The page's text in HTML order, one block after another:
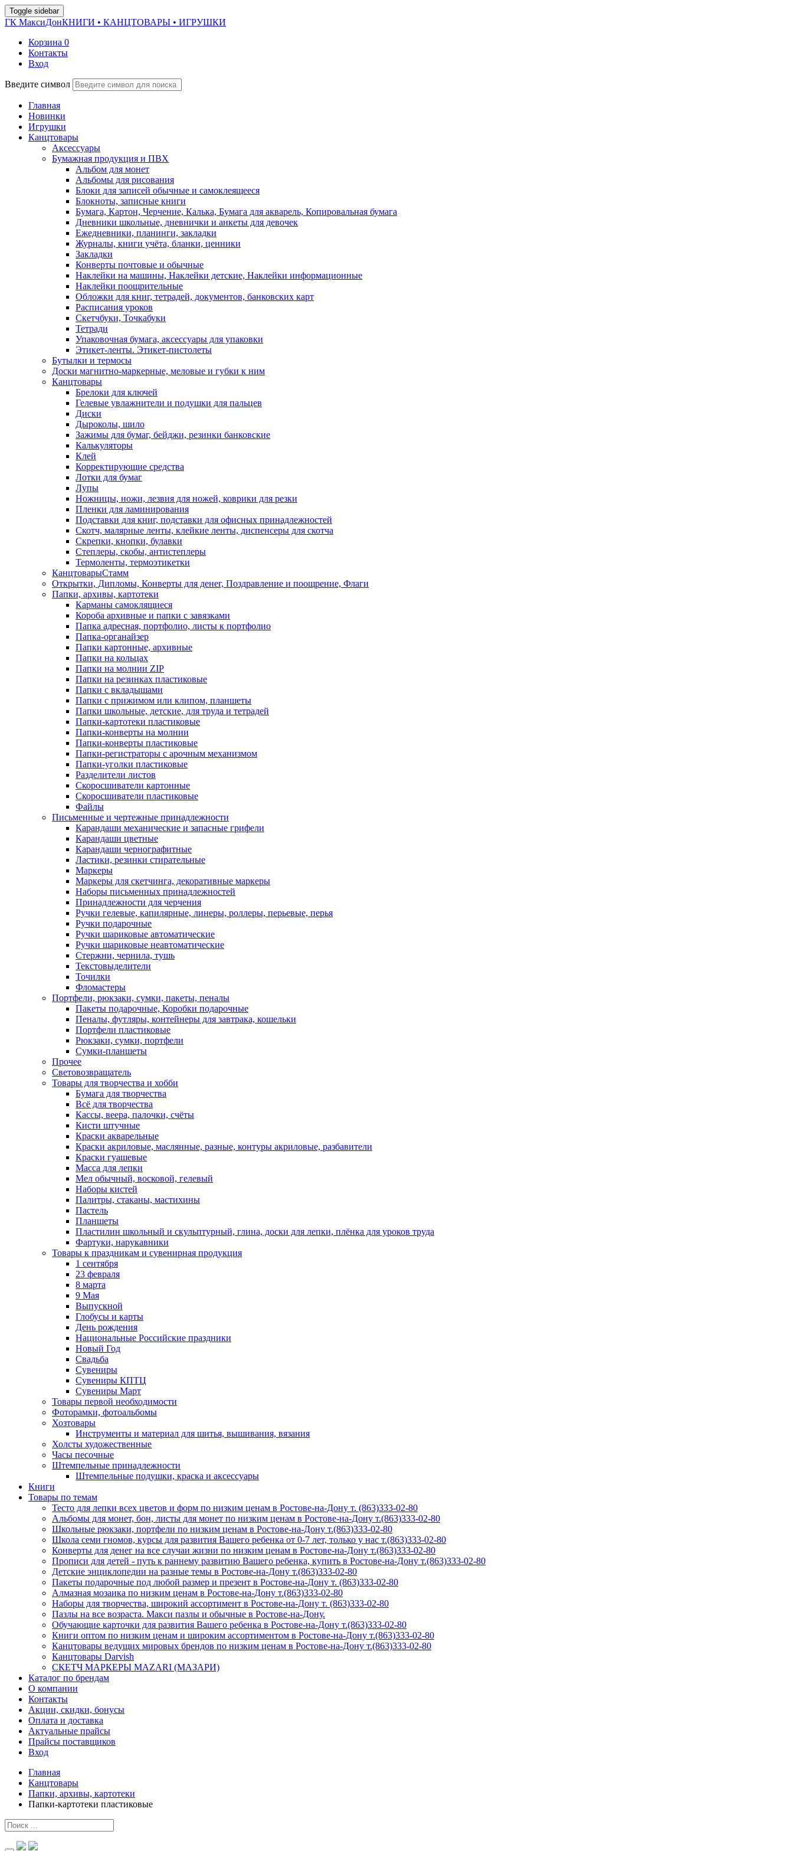
Toggle sidebar
ГК МаксиДонКНИГИ • КАНЦТОВАРЫ • ИГРУШКИ
Корзина 0
Контакты
Вход
Введите символ
Главная
Новинки
Игрушки
Канцтовары
Аксессуары
Бумажная продукция и ПВХ
Альбом для монет
Альбомы для рисования
Блоки для записей обычные и самоклеящееся
Блокноты, записные книги
Бумага, Картон, Черчение, Калька, Бумага для акварель, Копировальная бумага
Дневники школьные, дневнички и анкеты для девочек
Ежедневники, планинги, закладки
Журналы, книги учёта, бланки, ценники
Закладки
Конверты почтовые и обычные
Наклейки на машины, Наклейки детские, Наклейки информационные
Наклейки поощрительные
Обложки для книг, тетрадей, документов, банковских карт
Расписания уроков
Скетчбуки, Точкабуки
Тетради
Упаковочная бумага, аксессуары для упаковки
Этикет-ленты. Этикет-пистолеты
Бутылки и термосы
Доски магнитно-маркерные, меловые и губки к ним
Канцтовары
Брелоки для ключей
Гелевые увлажнители и подушки для пальцев
Диски
Дыроколы, шило
Зажимы для бумаг, бейджи, резинки банковские
Калькуляторы
Клей
Корректирующие средства
Лотки для бумаг
Лупы
Ножницы, ножи, лезвия для ножей, коврики для резки
Пленки для ламинирования
Подставки для книг, подставки для офисных принадлежностей
Скотч, малярные ленты, клейкие ленты, диспенсеры для скотча
Скрепки, кнопки, булавки
Степлеры, скобы, антистеплеры
Термоленты, термоэтикетки
КанцтоварыСтамм
Открытки, Дипломы, Конверты для денег, Поздравление и поощрение, Флаги
Папки, архивы, картотеки
Карманы самоклящиеся
Короба архивные и папки с завязками
Папка адресная, портфолио, листы к портфолио
Папка-органайзер
Папки картонные, архивные
Папки на кольцах
Папки на молнии ZIP
Папки на резинках пластиковые
Папки с вкладышами
Папки с прижимом или клипом, планшеты
Папки школьные, детские, для труда и тетрадей
Папки-картотеки пластиковые
Папки-конверты на молнии
Папки-конверты пластиковые
Папки-регистраторы с арочным механизмом
Папки-уголки пластиковые
Разделители листов
Скоросшиватели картонные
Скоросшиватели пластиковые
Файлы
Письменные и чертежные принадлежности
Карандаши механические и запасные грифели
Карандаши цветные
Карандаши чернографитные
Ластики, резинки стирательные
Маркеры
Маркеры для скетчинга, декоративные маркеры
Наборы письменных принадлежностей
Принадлежности для черчения
Ручки гелевые, капилярные, линеры, роллеры, перьевые, перья
Ручки подарочные
Ручки шариковые автоматические
Ручки шариковые неавтоматические
Стержни, чернила, тушь
Текстовыделители
Точилки
Фломастеры
Портфели, рюкзаки, сумки, пакеты, пеналы
Пакеты подарочные, Коробки подарочные
Пеналы, футляры, контейнеры для завтрака, кошельки
Портфели пластиковые
Рюкзаки, сумки, портфели
Сумки-планшеты
Прочее
Световозвращатель
Товары для творчества и хобби
Бумага для творчества
Всё для творчества
Кассы, веера, палочки, счёты
Кисти штучные
Краски акварельные
Краски акриловые, маслянные, разные, контуры акриловые, разбавители
Краски гуашевые
Масса для лепки
Мел обычный, восковой, гелевый
Наборы кистей
Палитры, стаканы, мастихины
Пастель
Планшеты
Пластилин школьный и скульптурный, глина, доски для лепки, плёнка для уроков труда
Фартуки, нарукавники
Товары к праздникам и сувенирная продукция
1 сентября
23 февраля
8 марта
9 Мая
Выпускной
Глобусы и карты
День рождения
Национальные Российские праздники
Новый Год
Свадьба
Сувениры
Сувениры КПТЦ
Сувениры Март
Товары первой необходимости
Фоторамки, фотоальбомы
Хозтовары
Инструменты и материал для шитья, вышивания, вязания
Холсты художественные
Часы песочные
Штемпельные принадлежности
Штемпельные подушки, краска и аксессуары
Книги
Товары по темам
Тесто для лепки всех цветов и форм по низким ценам в Ростове-на-Дону т. (863)333-02-80
Альбомы для монет, бон, листы для монет по низким ценам в Ростове-на-Дону т.(863)333-02-80
Школьные рюкзаки, портфели по низким ценам в Ростове-на-Дону т.(863)333-02-80
Школа семи гномов, курсы для развития Вашего ребенка от 0-7 лет, только у нас т.(863)333-02-80
Конверты для денег на все случаи жизни по низким ценам в Ростове-на-Дону т.(863)333-02-80
Прописи для детей - путь к раннему развитию Вашего ребенка, купить в Ростове-на-Дону т.(863)333-02-80
Детские энциклопедии на разные темы в Ростове-на-Дону т.(863)333-02-80
Пакеты подарочные под любой размер и презент в Ростове-на-Дону т. (863)333-02-80
Алмазная мозаика по низким ценам в Ростове-на-Дону т.(863)333-02-80
Наборы для творчества, широкий ассортимент в Ростове-на-Дону т. (863)333-02-80
Пазлы на все возраста. Макси пазлы и обычные в Ростове-на-Дону.
Обучающие карточки для развития Вашего ребенка в Ростове-на-Дону т.(863)333-02-80
Книги оптом по низким ценам и широким ассортиментом в Ростове-на-Дону т.(863)333-02-80
Канцтовары ведущих мировых брендов по низким ценам в Ростове-на-Дону т.(863)333-02-80
Канцтовары Darvish
СКЕТЧ МАРКЕРЫ MAZARI (МАЗАРИ)
Каталог по брендам
О компании
Контакты
Акции, скидки, бонусы
Оплата и доставка
Актуальные прайсы
Прайсы поставщиков
Вход
Главная
Канцтовары
Папки, архивы, картотеки
Папки-картотеки пластиковые